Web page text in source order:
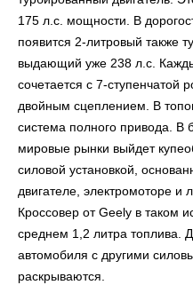
175 л.с. мощности. В
появится 2-литровый также
выдающий уже 238 л.с.
сочетается с 7-ступенчатой
двойным сцеплением. В
система полного привода. В
мировые рынки выйдет
силовой установкой,
двигателе, электромоторе и
Кроссовер отGeely в таком
среднем 1,2 литра топлива.
автомобиля с другими
раскрываются.